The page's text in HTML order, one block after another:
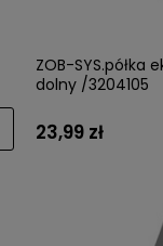
ZOB-SYS.półka
dolny /3204105
23,99 zł